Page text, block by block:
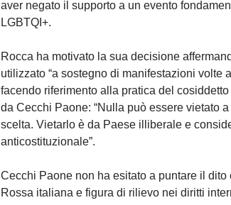
aver negato il supporto a un evento
LGBTQI+.
Rocca ha motivato la sua decisione
utilizzato “a sostegno di manifestazioni volte
facendo riferimento alla pratica del cosiddetto
da Cecchi Paone: “Nulla può essere vietato
scelta. Vietarlo è da Paese illiberale e
anticostituzionale”.
Cecchi Paone non ha esitato a puntare il
Rossa italiana e figura di rilievo nei diritti